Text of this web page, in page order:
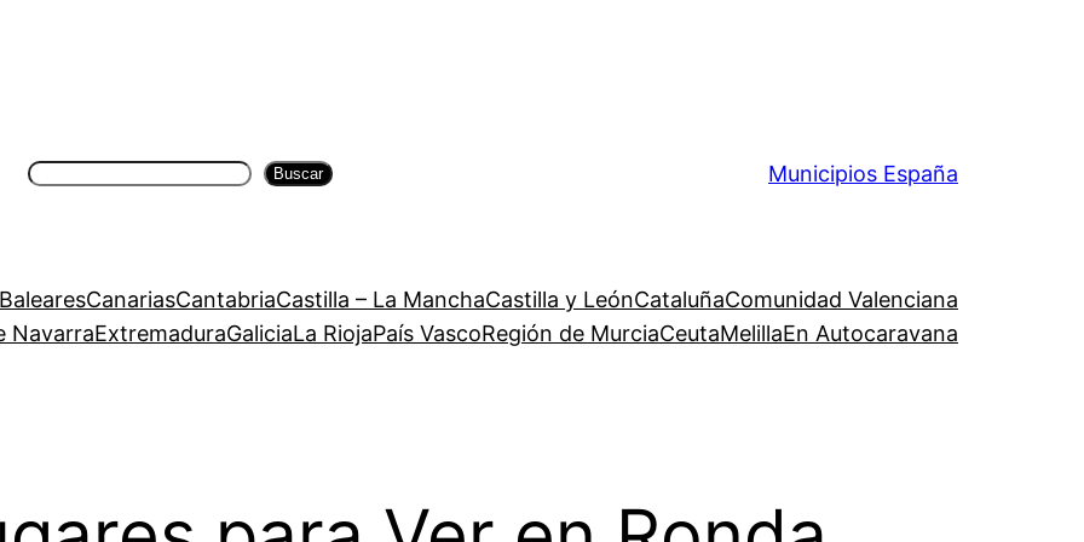
Buscar Buscar Municipios España
CanariasCantabriaCastilla – La ManchaCastilla y LeónCataluñaComunidad Valenciana
NavarraExtremaduraGaliciaLa RiojaPaís VascoRegión de MurciaCeutaMelillaEn Autocaravana